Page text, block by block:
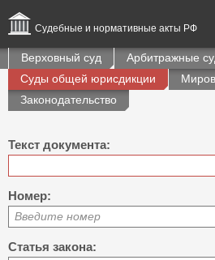
Судебные и нормативные акты РФ
Верховный суд
Арбитражные
Суды общей юрисдикции
Законодательство
Текст документа:
Номер:
Введите номер
Статья закона: